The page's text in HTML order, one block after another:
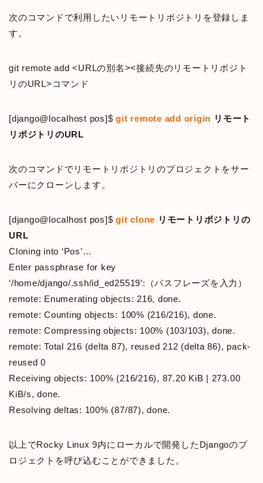
次のコマンドで利用したいリモートリポジトリを登録しま
す。
git remote add <URLの別名><接続先のリモートリポジト
リのURL>コマンド
[django@localhost pos]$ git remote add origin リモート
リポジトリのURL
次のコマンドでリモートリポジトリのプロジェクトをサー
バーにクローンします。
[django@localhost pos]$git clone リモートリポジトリの
URL
Cloning into ‘Pos’…
Enter passphrase for key
‘/home/django/.ssh/id_ed25519’:（パスフレーズを入力）
remote: Enumerating objects: 216, done.
remote: Counting objects: 100% (216/216), done.
remote: Compressing objects: 100% (103/103), done.
remote: Total 216 (delta 87), reused 212 (delta 86), pack-
reused 0
Receiving objects: 100% (216/216), 87.20 KiB | 273.00
KiB/s, done.
Resolving deltas: 100% (87/87), done.
以上でRocky Linux 9内にローカルで開発したDjangoのプ
ロジェクトを呼び込むことができました。